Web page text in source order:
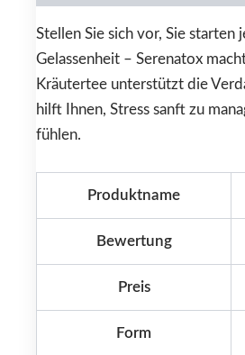
Stellen Sie sich vor, Sie
Gelassenheit – Serenatox
Kräutertee unterstützt die
hilft Ihnen, Stress sanft zu
fühlen.
Produktname
Bewertung
Preis
Form